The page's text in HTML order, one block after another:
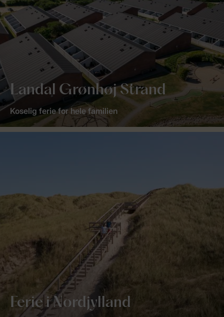
Landal Grønhøj Strand
Koselig ferie for hele familien
Ferie i Nordjylland